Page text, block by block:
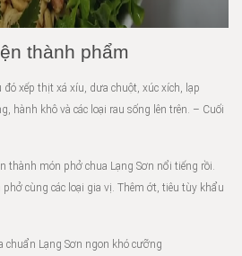
thành phẩm
xếp thịt xá xíu, dưa chuột, xúc xích, lạp
hành khô và các loại rau sống lên trên. – Cuối
thành món phở chua Lạng Sơn nổi tiếng rồi.
cùng các loại gia vị. Thêm ớt, tiêu tùy khẩu
chuẩn Lạng Sơn ngon khó cưỡng